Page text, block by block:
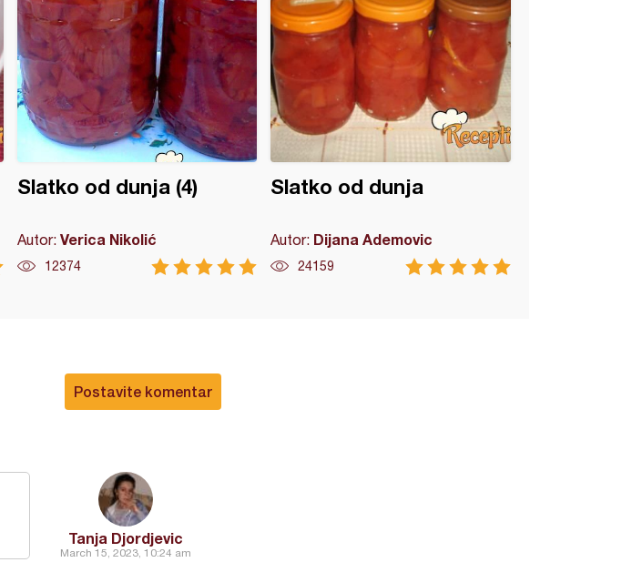
Slatko od dunja (4)
Autor: Verica Nikolić
12374
Slatko od dunja
Autor: Dijana Ademovic
24159
Postavite komentar
Tanja Djordjevic
March 15, 2023, 10:24 am